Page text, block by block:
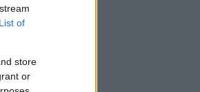
of
store
or